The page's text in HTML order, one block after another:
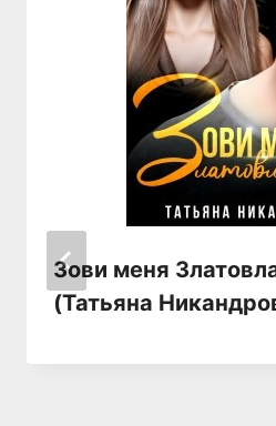
Зови меня
(Татьяна